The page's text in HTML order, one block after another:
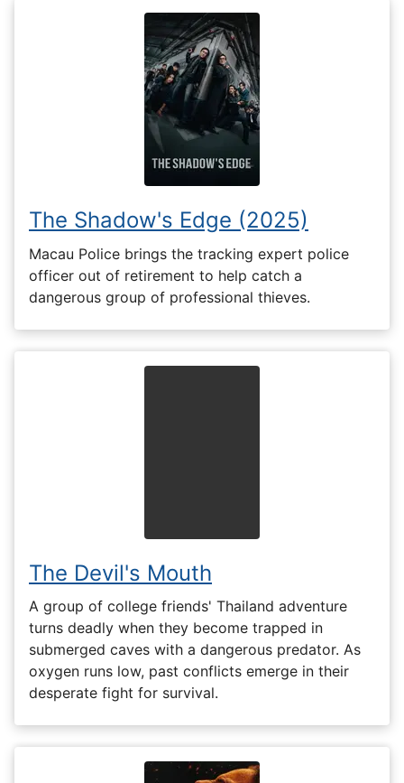
The Shadow's Edge (2025)
Macau Police brings the tracking expert police
officer out of retirement to help catch a
dangerous group of professional thieves.
The Devil's Mouth
A group of college friends' Thailand adventure
turns deadly when they become trapped in
submerged caves with a dangerous predator. As
oxygen runs low, past conflicts emerge in their
desperate fight for survival.